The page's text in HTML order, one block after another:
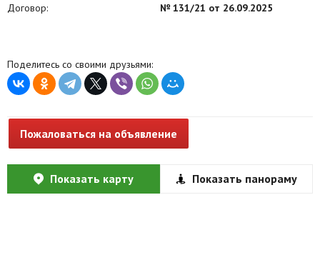
Договор: № 131/21 от 26.09.2025
Поделитесь со своими друзьями:
Пожаловаться на объявление
Показать карту Показать панораму